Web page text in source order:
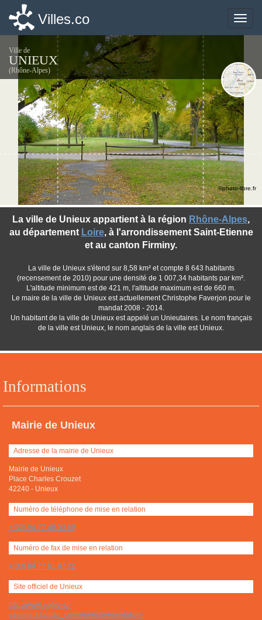
Toggle
Villes.co
Ville de
UNIEUX
(Rhône-Alpes)
Informations
Mairie de Unieux
Adresse de la mairie de Unieux
Mairie de Unieux
Place Charles Crouzet
42240 - Unieux
Numéro de téléphone de mise en relation
+(33) 04 77 40 30 80
Numéro de fax de mise en relation
+(33) 04 77 61 87 22
Site officiel de Unieux
http://www.agglo-st-
etienne.fr/portail_communes/presentation-
La ville de Unieux appartient à la région Rhône-Alpes,
au département Loire, à l'arrondissement Saint-Etienne
et au canton Firminy.
La ville de Unieux s'étend sur 8,58 km² et compte 8 643 habitants
(recensement de 2010) pour une densité de 1 007,34 habitants par km².
L'altitude minimum est de 421 m, l'altitude maximum est de 660 m.
Le maire de la ville de Unieux est actuellement Christophe Faverjon pour le
mandat 2008 - 2014.
Un habitant de la ville de Unieux est appelé un Unieutaires. Le nom français
de la ville est Unieux, le nom anglais de la ville est Unieux.
©photo-libre.fr
Toggle
Villes.co